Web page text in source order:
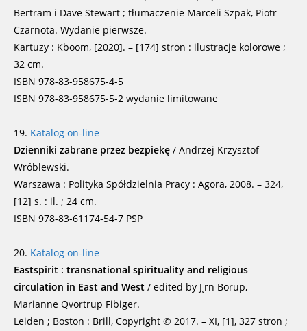
Bertram i Dave Stewart ; tłumaczenie Marceli Szpak, Piotr
Czarnota. Wydanie pierwsze.
Kartuzy : Kboom, [2020]. – [174] stron : ilustracje kolorowe ;
32 cm.
ISBN 978-83-958675-4-5
ISBN 978-83-958675-5-2 wydanie limitowane
19. Katalog on-line
Dzienniki zabrane przez bezpiekę / Andrzej Krzysztof
Wróblewski.
Warszawa : Polityka Spółdzielnia Pracy : Agora, 2008. – 324,
[12] s. : il. ; 24 cm.
ISBN 978-83-61174-54-7 PSP
20. Katalog on-line
Eastspirit : transnational spirituality and religious
circulation in East and West / edited by J˛rn Borup,
Marianne Qvortrup Fibiger.
Leiden ; Boston : Brill, Copyright © 2017. – XI, [1], 327 stron ;